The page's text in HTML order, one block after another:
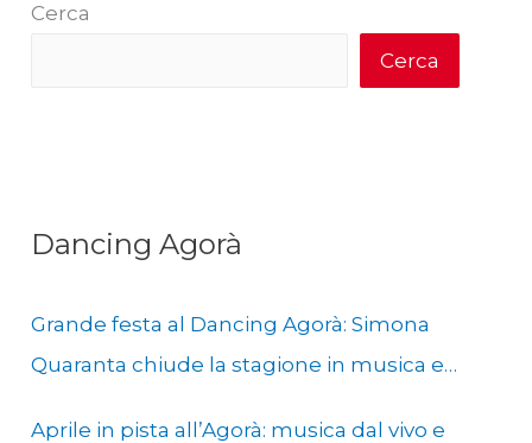
Cerca
Cerca
Dancing Agorà
Grande festa al Dancing Agorà: Simona
Quaranta chiude la stagione in musica e
Aprile in pista all’Agorà: musica dal vivo e